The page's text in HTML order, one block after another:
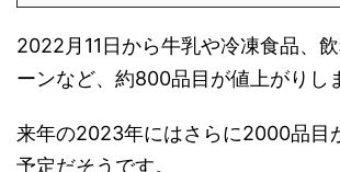
2022月11日から牛乳や冷凍食品、
ーンなど、約800品目が値上がりし
来年の2023年にはさらに2000品目
予定だそうです。